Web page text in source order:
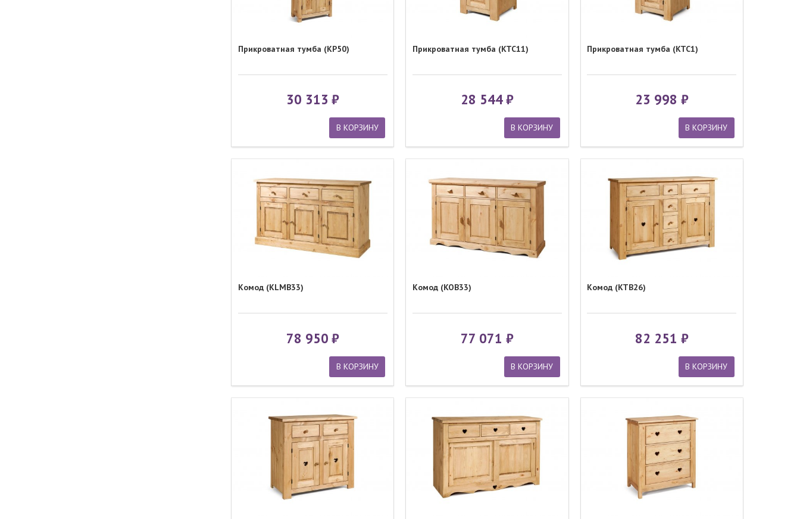
Прикроватная тумба (KP50)
30 313
В КОРЗИНУ
Прикроватная тумба (KTC11)
28 544
В КОРЗИНУ
Прикроватная тумба (KTC1)
23 998
В КОРЗИНУ
Комод (KLMB33)
78 950
В КОРЗИНУ
Комод (KOB33)
77 071
В КОРЗИНУ
Комод (KTB26)
82 251
В КОРЗИНУ